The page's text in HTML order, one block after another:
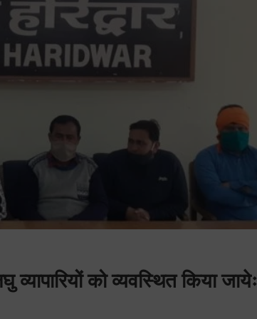
को व्यवस्थित किया जायेः